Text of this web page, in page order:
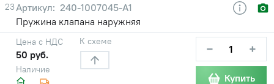
23
240-1007045-А1
Пружина клапана наружняя
Наличие
Цена с НДС
50 руб.
К схеме − +
Купить